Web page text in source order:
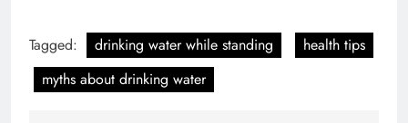
Tagged: drinking water while standing
health tips
myths about drinking water